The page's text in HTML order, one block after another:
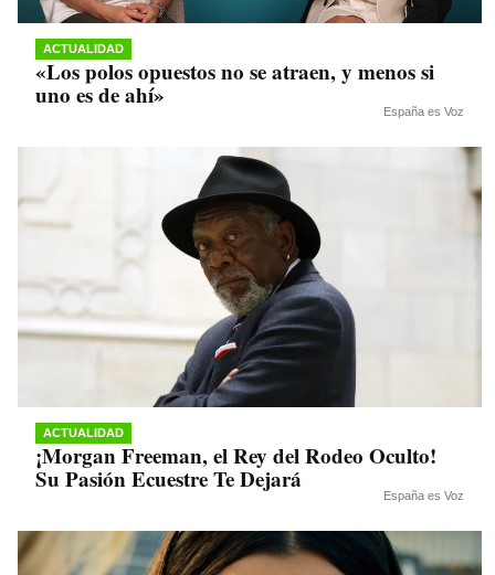
ACTUALIDAD
«Los polos opuestos no se atraen, y menos si
uno es de ahí»
España es Voz
ACTUALIDAD
¡Morgan Freeman, el Rey del Rodeo Oculto!
Su Pasión Ecuestre Te Dejará
España es Voz